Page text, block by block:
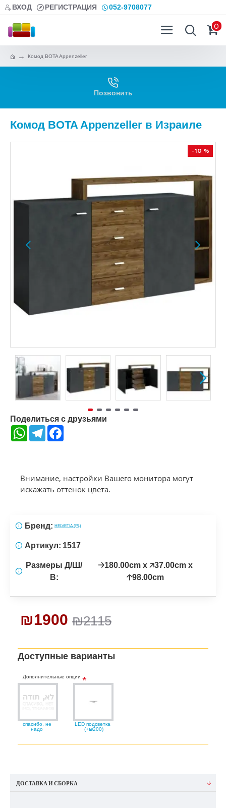
ВХОД РЕГИСТРАЦИЯ 052-9708077
0
Комод BOTA Appenzeller
Позвонить
Комод BOTA Appenzeller в Израиле
-10 %
Поделиться с друзьями
WhatsAppTelegram
Внимание, настройки Вашего монитора могут
искажать оттенок цвета.
₪2115
₪1900
Бренд: HELVETIA (PL)
Артикул: 1517
Размеры Д/Ш/
В:
🡢180.00cm x 🡥37.00cm x
🡡98.00cm
Доступные варианты
Дополнительные опции
спасибо, не
надо
LED подсветка
(+₪200)
ДОСТАВКА И СБОРКА